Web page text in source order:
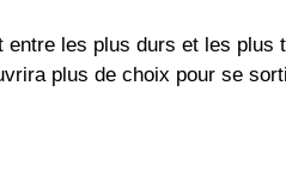
entre les plus durs et les plus
plus de choix pour se